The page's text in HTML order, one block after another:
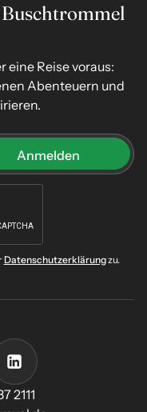
Reise voraus:
Abenteuern und
Datenschutzerklärungzu.
2111